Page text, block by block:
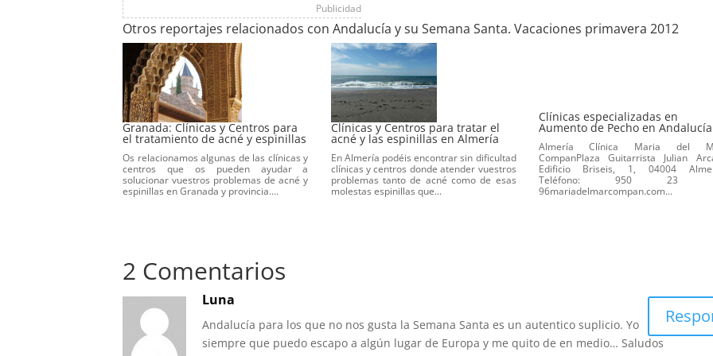
Publicidad
Otros reportajes relacionados con Andalucía y su Semana Santa. Vacaciones primavera 2012
Granada: Clínicas y Centros para
el tratamiento de acné y espinillas
Os relacionamos algunas de las clínicas y
centros que os pueden ayudar a
solucionar vuestros problemas de acné y
espinillas en Granada y provincia....
Clínicas y Centros para tratar el
acné y las espinillas en Almería
En Almería podéis encontrar sin dificultad
clínicas y centros donde atender vuestros
problemas tanto de acné como de esas
molestas espinillas que...
Clínicas especializadas en
Aumento de Pecho en Andalucía
Almería Clínica Maria del
CompanPlaza Guitarrista Julian
Edificio Briseis, 1, 04004
Teléfono: 950 23
96mariadelmarcompan.com...
2 Comentarios
Luna
Andalucía para los que no nos gusta la Semana Santa es un autentico suplicio. Yo
siempre que puedo escapo a algún lugar de Europa y me quito de en medio… Saludos